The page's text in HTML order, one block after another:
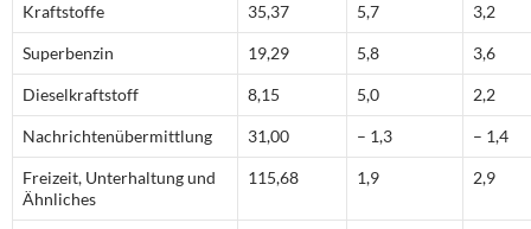
Kraftstoffe 35,37 5,7 3,2
Superbenzin 19,29 5,8 3,6
Dieselkraftstoff 8,15 5,0 2,2
Nachrichtenübermittlung 31,00 – 1,3 – 1,4
Freizeit, Unterhaltung und
Ähnliches
115,68 1,9 2,9